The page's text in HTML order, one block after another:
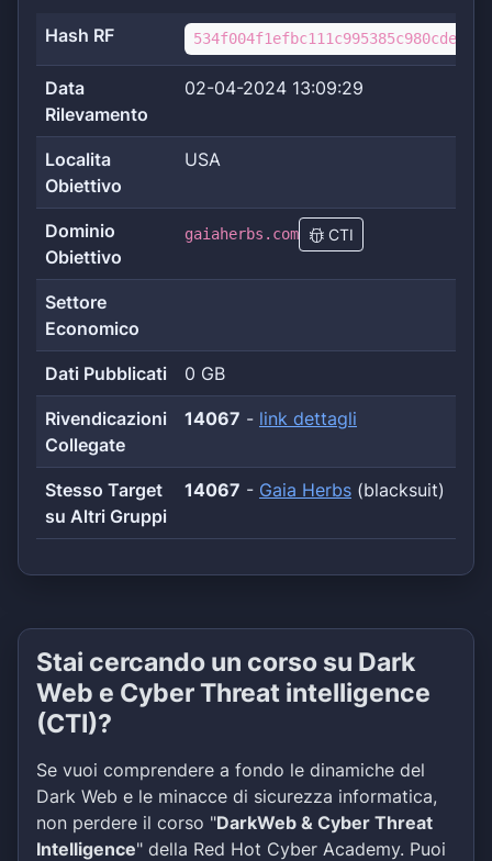
Hash RF
Data
Rilevamento
02-04-2024 13:09:29
Localita
Obiettivo
USA
Dominio
Obiettivo
gaiaherbs.com CTI
Settore
Economico
Dati Pubblicati 0 GB
Rivendicazioni
Collegate
14067 - link dettagli
Stesso Target
su Altri Gruppi
14067 - Gaia Herbs (blacksuit)
Stai cercando un corso su Dark
Web e Cyber Threat intelligence
(CTI)?
Se vuoi comprendere a fondo le dinamiche del
Dark Web e le minacce di sicurezza informatica,
non perdere il corso "DarkWeb & Cyber Threat
Intelligence" della Red Hot Cyber Academy. Puoi